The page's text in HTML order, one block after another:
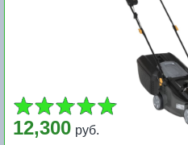
12,300 руб.